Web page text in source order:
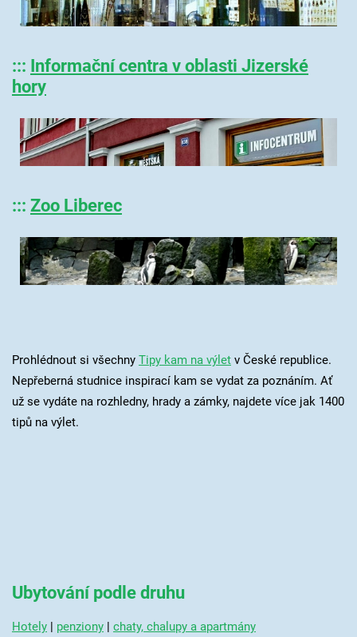
::: Informační centra v oblasti Jizerské
hory
::: Zoo Liberec
Prohlédnout si všechny Tipy kam na výletv České republice.
Nepřeberná studnice inspirací kam se vydat za poznáním. Ať
už se vydáte na rozhledny, hrady a zámky, najdete více jak 1400
tipů na výlet.
Ubytování podle druhu
Hotely| penziony| chaty, chalupy a apartmány